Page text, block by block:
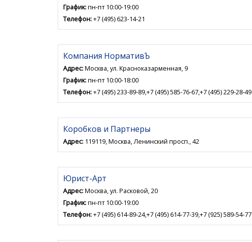
График:пн-пт 10:00-19:00
Телефон:+7 (495) 623-14-21
Компания НормативЪ
Адрес:Москва, ул. Красноказарменная, 9
График:пн-пт 10:00-18:00
Телефон:+7 (495) 233-89-89,+7 (495) 585-76-67,+7 (495) 229-28-49
Коробков и Партнеры
Адрес: 119119, Москва, Ленинский просп., 42
Юрист-Арт
Адрес:Москва, ул. Расковой, 20
График:пн-пт 10:00-19:00
Телефон:+7 (495) 614-89-24,+7 (495) 614-77-39,+7 (925) 589-54-77